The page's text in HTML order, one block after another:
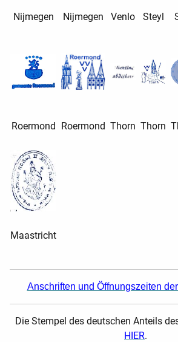
Nijmegen Nijmegen Venlo Steyl
Roermond Roermond Thorn Thorn
Maastricht
Anschriften und Öffnungszeiten
Die Stempel des deutschen Anteils
HIER.